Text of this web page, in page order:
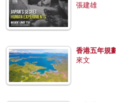
張建雄
香港五年規
來文